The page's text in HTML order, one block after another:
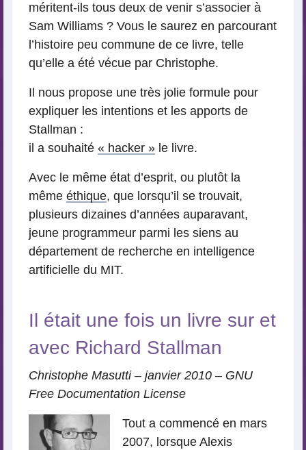
méritent-ils tous deux de venir s’associer à
Sam Williams ? Vous le saurez en parcourant
l’histoire peu commune de ce livre, telle
qu’elle a été vécue par Christophe.
Il nous propose une très jolie formule pour
expliquer les intentions et les apports de
Stallman :
il a souhaité « hacker » le livre.
Avec le même état d’esprit, ou plutôt la
même éthique, que lorsqu’il se trouvait,
plusieurs dizaines d’années auparavant,
jeune programmeur parmi les siens au
département de recherche en intelligence
artificielle du MIT.
Il était une fois un livre sur et
avec Richard Stallman
Christophe Masutti – janvier 2010 – GNU
Free Documentation License
Tout a commencé en mars
2007, lorsque Alexis